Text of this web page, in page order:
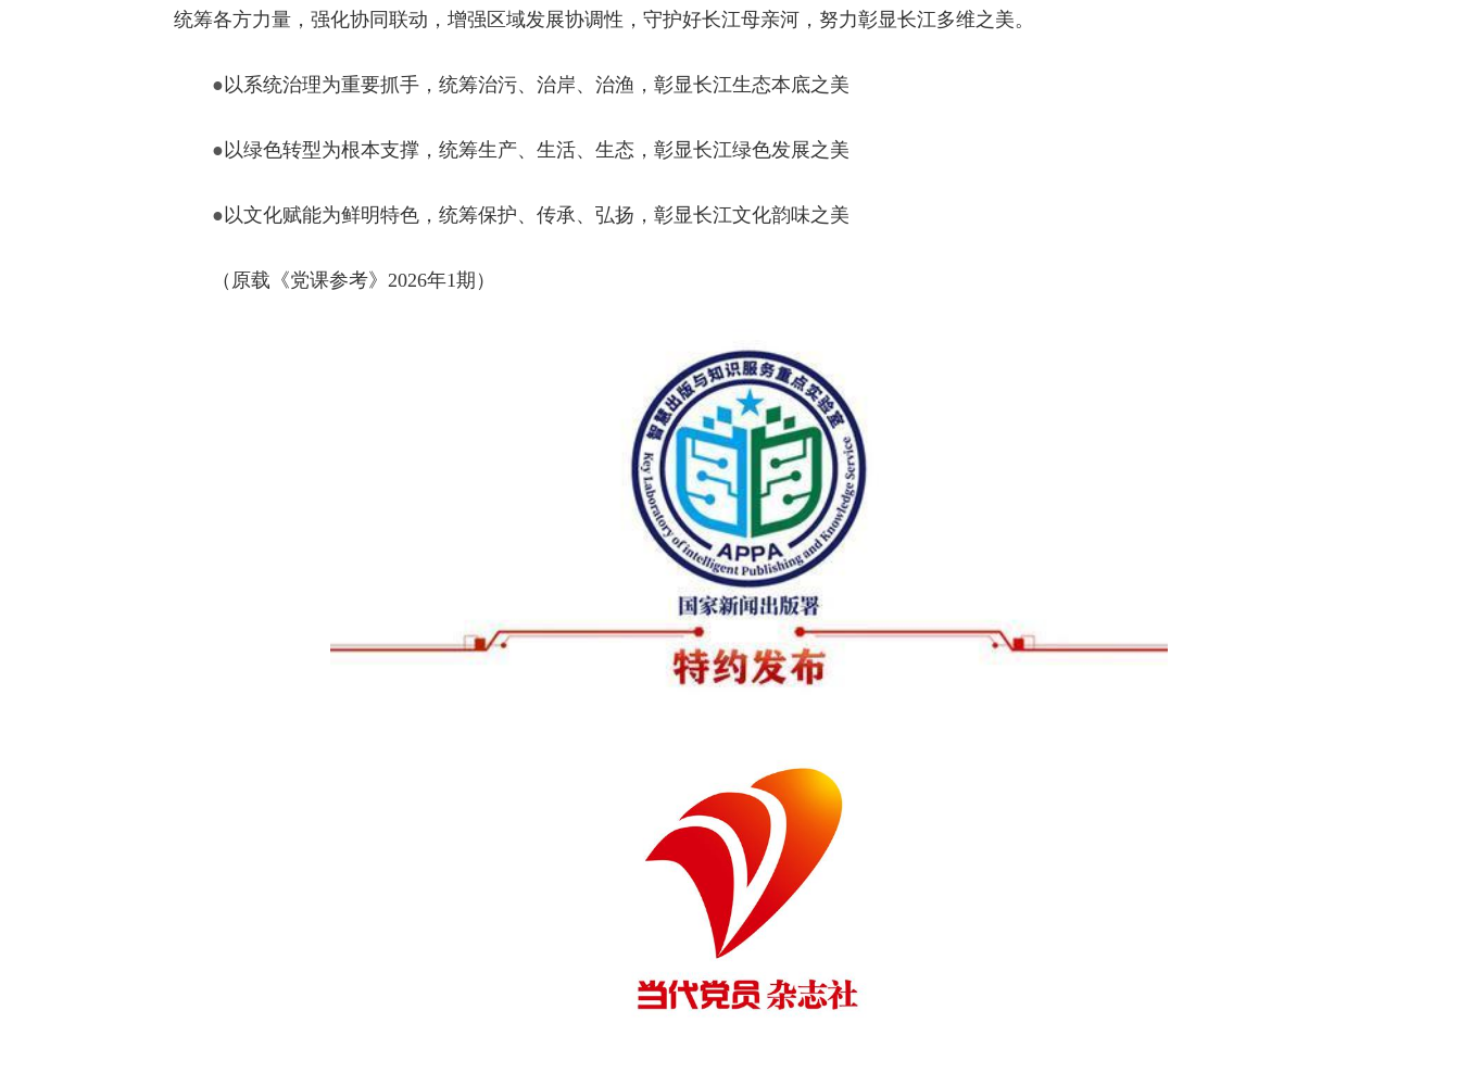
统筹各方力量，强化协同联动，增强区域发展协调性，守护好长江母亲河，努力彰显长江多维之美。
● 以系统治理为重要抓手，统筹治污、治岸、治渔，彰显长江生态本底之美
● 以绿色转型为根本支撑，统筹生产、生活、生态，彰显长江绿色发展之美
● 以文化赋能为鲜明特色，统筹保护、传承、弘扬，彰显长江文化韵味之美
（原载《党课参考》2026年1期）